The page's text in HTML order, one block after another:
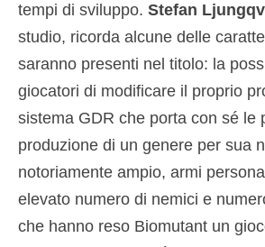
tempi di sviluppo. Stefan
studio, ricorda alcune delle
saranno presenti nel titolo: la
giocatori di modificare il proprio
sistema GDR che porta con sé le
produzione di un genere per sua
notoriamente ampio, armi
elevato numero di nemici e
che hanno reso Biomutant un